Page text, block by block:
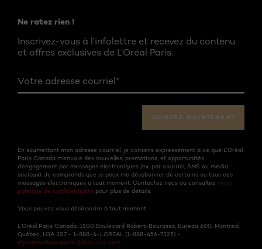
Ne ratez rien !
Inscrivez-vous à l'infolettre et recevez du contenu
et offres exclusives de L’Oréal Paris.
Votre adresse courriel*
JOINDRE MAINTENANT
En soumettant mon adresse courriel, je consens expressément à ce que L'Oréal
Paris Canada m’envoie des nouvelles, promotions, et opportunités
d’engagement par messages électroniques (ex. par courriel, SMS ou média
sociaux). Je comprends que je peux me désabonner de certains ou tous ces
messages électroniques à tout moment. Contactez nous ou consultez notre
politique de confidentialité pour plus de détails.
Vous pouvez vous désinscrire à tout moment.
L’Oréal Paris Canada, 1500 Boulevard Robert-Bourassa, Bureau 600, Montréal,
Québec, H3A 3S7 - 1-888-4-LOREAL (1-888-456-7325) -
dgcontactlorealparis@info-ccc.com